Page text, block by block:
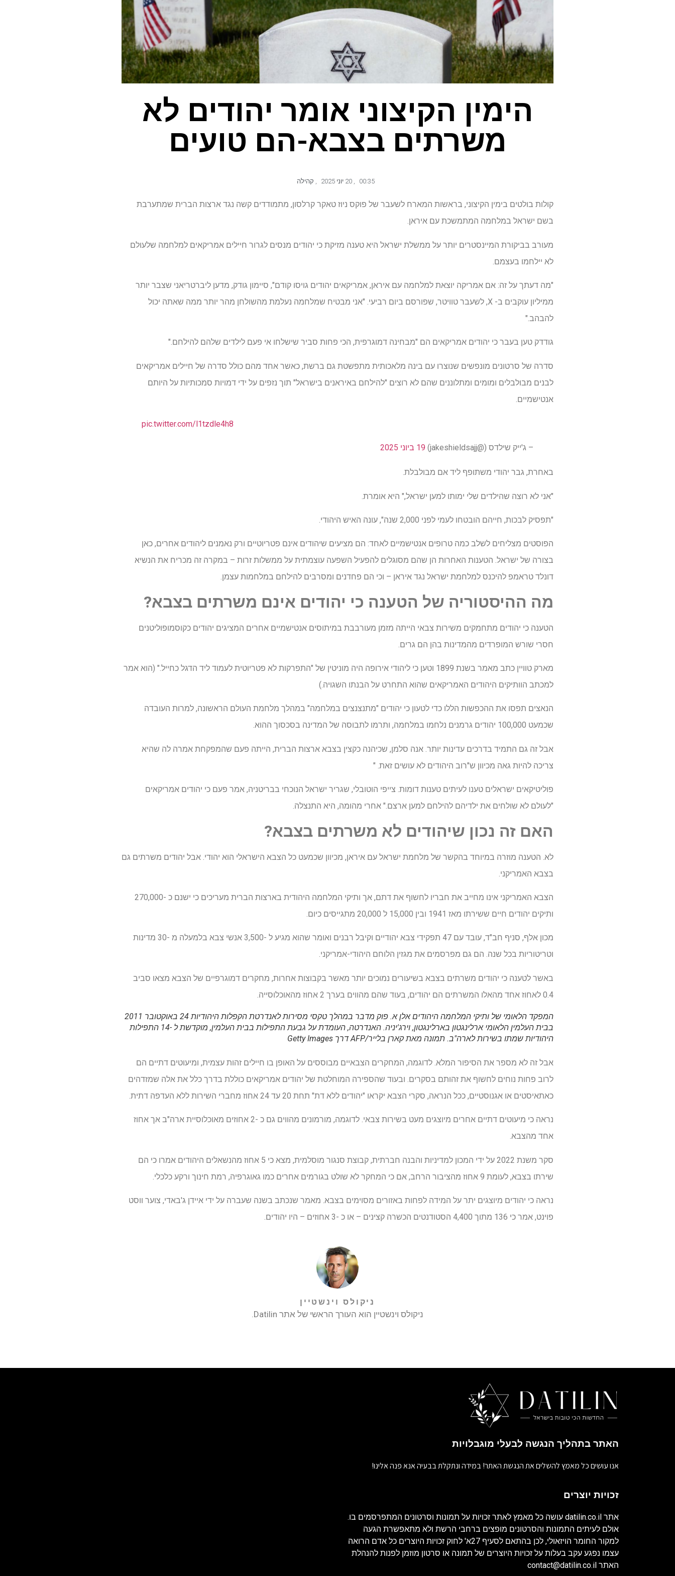
הימין הקיצוני אומר יהודים לא
משרתים בצבא-הם טועים
00:35
, 20 יוני 2025 , קהילה
קולות בולטים בימין הקיצוני, בראשות המארח לשעבר של פוקס ניוז טאקר קרלסון, מתמודדים קשה נגד ארצות הברית שמתערבת
בשם ישראל במלחמה המתמשכת עם איראן.
מעורב בביקורת המיינסטרים יותר על ממשלת ישראל היא טענה מזיקת כי יהודים מנסים לגרור חיילים אמריקאים למלחמה שלעולם
לא יילחמו בעצמם.
"מה דעתך על זה: אם אמריקה יוצאת למלחמה עם איראן, אמריקאים יהודים גויסו קודם", סיימון גודק, מדען ליברטריאני שצבר יותר
ממיליון עוקבים ב- X, לשעבר טוויטר, שפורסם ביום רביעי. "אני מבטיח שמלחמה נעלמת מהשולחן מהר יותר ממה שאתה יכול
להבהב."
גודדק טען בעבר כי יהודים אמריקאים הם "מבחינה דמוגרפית, הכי פחות סביר שישלחו אי פעם לילדים שלהם להילחם."
סדרה של סרטונים מונפשים שנוצרו עם בינה מלאכותית מתפשטת גם ברשת, כאשר אחד מהם כולל סדרה של חיילים אמריקאים
לבנים מבולבלים ומומים ומתלוננים שהם לא רוצים "להילחם באיראנים בישראל" תוך נזפים על ידי דמויות סמכותיות על היותם
אנטישמיים.
pic.twitter.com/l1tzdle4h8
– ג'ייק שילדס (@jakeshieldsajj) 19 ביוני 2025
באחרת, גבר יהודי משתופף ליד אם מבולבלת.
"אני לא רוצה שהילדים שלי ימותו למען ישראל," היא אומרת.
"תפסיק לבכות, חייהם הובטחו לעמי לפני 2,000 שנה", עונה האיש היהודי.
הפוסטים מצליחים לשלב כמה טרופים אנטישמיים לאחד: הם מציעים שיהודים אינם פטריוטיים ורק נאמנים ליהודים אחרים, כאן
בצורה של ישראל. הטענות האחרות הן שהם מסוגלים להפעיל השפעה עוצמתית על ממשלות זרות – במקרה זה מכריח את הנשיא
דונלד טראמפ להיכנס למלחמת ישראל נגד איראן – וכי הם פחדנים ומסרבים להילחם במלחמות עצמן.
מה ההיסטוריה של הטענה כי יהודים אינם משרתים בצבא?
הטענה כי יהודים מתחמקים משירות צבאי הייתה מזמן מעורבבת במיתוסים אנטישמיים אחרים המציגים יהודים כקוסמופוליטנים
חסרי שורש המופרדים מהמדינות בהן הם גרים.
מארק טוויין כתב מאמר בשנת 1899 וטען כי ליהודי אירופה היה מוניטין של "התפרקות לא פטריוטית לעמוד ליד הדגל כחייל." (הוא אמר
למכתב הוותיקים היהודים האמריקאים שהוא התחרט על הבנתו השגויה.)
הנאצים תפסו את ההכפשות הללו כדי לטעון כי יהודים "מתנצנצים במלחמה" במהלך מלחמת העולם הראשונה, למרות העובדה
שכמעט 100,000 יהודים גרמנים נלחמו במלחמה, ותרמו לתבוסה של המדינה בסכסוך ההוא.
אבל זה גם התמיד בדרכים עדינות יותר. אנה סלמן, שכיהנה כקצין בצבא ארצות הברית, הייתה פעם שהמפקחת אמרה לה שהיא
צריכה להיות גאה מכיוון ש"רוב היהודים לא עושים זאת. "
פוליטיקאים ישראלים טענו לעיתים טענות דומות. צייפי הוטובלי, שגריר ישראל הנוכחי בבריטניה, אמר פעם כי יהודים אמריקאים
"לעולם לא שולחים את ילדיהם להילחם למען ארצם." אחרי מהומה, היא התנצלה.
האם זה נכון שיהודים לא משרתים בצבא?
לא. הטענה מוזרה במיוחד בהקשר של מלחמת ישראל עם איראן, מכיוון שכמעט כל הצבא הישראלי הוא יהודי. אבל יהודים משרתים גם
בצבא האמריקני.
הצבא האמריקני אינו מחייב את חבריו לחשוף את דתם, אך ותיקי המלחמה היהודית בארצות הברית מעריכים כי ישנם כ -270,000
ותיקים יהודים חיים ששירתו מאז 1941 ובין 15,000 ל 20,000 מתגייסים כיום.
מכון אלף, סניף חב"ד, עובד עם 47 תפקידי צבא יהודיים וקיבל רבנים ואומר שהוא מגיע ל -3,500 אנשי צבא בלמעלה מ -30 מדינות
וטריטוריות בכל שנה. הם גם מפרסמים את מגזין הלוחם היהודי-אמריקני.
באשר לטענה כי יהודים משרתים בצבא בשיעורים נמוכים יותר מאשר בקבוצות אחרות, מחקרים דמוגרפיים של הצבא מצאו סביב
0.4 לאחוז אחד מהאלו המשרתים הם יהודים, בעוד שהם מהווים בערך 2 אחוז מהאוכלוסייה.
המפקד הלאומי של ותיקי המלחמה היהודים אלן א. ​​פוק מדבר במהלך טקסי מסירות לאנדרטת הקפלות היהודיות 24 באוקטובר 2011
בבית העלמין הלאומי ארלינגטון בארלינגטון, וירג'יניה. האנדרטה, העומדת על גבעת התפילות בבית העלמין, מוקדשת ל -14 התפילות
היהודיות שמתו בשירות לארה"ב. תמונה מאת קארן בלייר/AFP דרך Getty Images
אבל זה לא מספר את הסיפור המלא. לדוגמה, המחקרים הצבאיים מבוססים על האופן בו חיילים זהות עצמית, ומיעוטים דתיים הם
לרוב פחות נוחים לחשוף את זהותם בסקרים. ובעוד שהספירה המוחלטת של יהודים אמריקאים כוללת בדרך כלל את אלה שמזדהים
כאתאיסטים או אגנוסטיים, ככל הנראה, סקרי הצבא יקראו "יהודים ללא דת" תחת 20 עד 24 אחוז מחברי השירות ללא העדפה דתית.
נראה כי מיעוטים דתיים אחרים מיוצגים מעט בשירות צבאי. לדוגמה, מורמונים מהווים גם כ -2 אחוזים מאוכלוסיית ארה"ב אך אחוז
אחד מהצבא.
סקר משנת 2022 על ידי המכון למדיניות והבנה חברתית, קבוצת סנגור מוסלמית, מצא כי 5 אחוז מהנשאלים היהודים אמרו כי הם
שירתו בצבא, לעומת 9 אחוז מהציבור הרחב, אם כי המחקר לא שולט בגורמים אחרים כמו גאוגרפיה, רמת חינוך ורקע כלכלי.
נראה כי יהודים מיוצגים יתר על המידה לפחות באזורים מסוימים בצבא. מאמר שנכתב בשנה שעברה על ידי איידן ג'באדי, צוער ווסט
פוינט, אמר כי 136 מתוך 4,400 הסטודנטים הכשרה קצינים – או כ -3 אחוזים – היו יהודים.
ניקולס וינשטיין
ניקולס וינשטיין הוא העורך הראשי של אתר Datilin.
האתר בתהליך הנגשה לבעלי מוגבלויות
אנו עושים כל מאמץ להשלים את הנגשת האתר! במידה ונתקלת בבעיה אנא פנה אלינו!
זכויות יוצרים
אתר datilin.co.il עושה כל מאמץ לאתר זכויות על תמונות וסרטונים המתפרסמים בו.
אולם לעיתים התמונות והסרטונים מופצים ברחבי הרשת ולא מתאפשרת הגעה
למקור החומר הויזאולי, לכן בהתאם לסעיף 27א' לחוק זכויות היוצרים כל אדם הרואה
עצמו נפגע עקב בעלות על זכויות היוצרים של תמונה או סרטון מוזמן לפנות להנהלת
האתר contact@datilin.co.il